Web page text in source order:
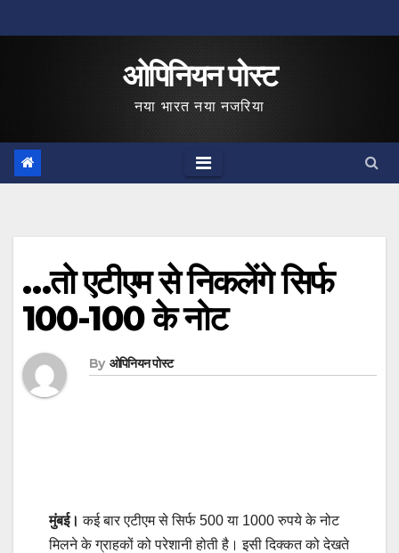
to
ओपिनियन पोस्ट
नया भारत नया नजरिया
…तो एटीएम से निकलेंगे सिर्फ
100-100 के नोट
By ओपिनियन पोस्ट
मुंबई। कई बार एटीएम से सिर्फ 500 या 1000 रुपये के नोट
मिलने के ग्राहकों को परेशानी होती है। इसी दिक्कत को देखते